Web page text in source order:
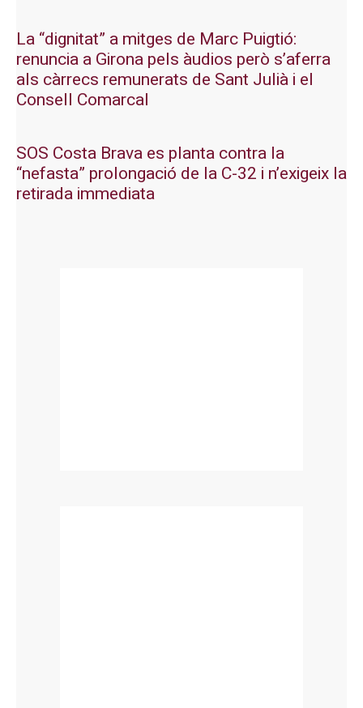
La “dignitat” a mitges de Marc Puigtió:
renuncia a Girona pels àudios però s’aferra
als càrrecs remunerats de Sant Julià i el
Consell Comarcal
SOS Costa Brava es planta contra la
“nefasta” prolongació de la C-32 i n’exigeix la
retirada immediata